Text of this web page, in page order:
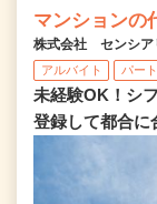
マンションの
株式会社 センシア
アルバイト パート
未経験OK！シ
登録して都合に